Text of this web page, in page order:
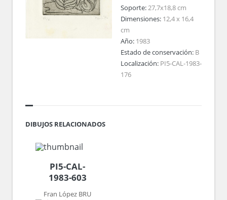
Soporte:27,7x18,8 cm
Dimensiones: 12,4 x 16,4
cm
Año: 1983
Estado de conservación: B
Localización: PI5-CAL-1983-
176
DIBUJOS RELACIONADOS
PI5-CAL-
1983-603
Fran López BRU